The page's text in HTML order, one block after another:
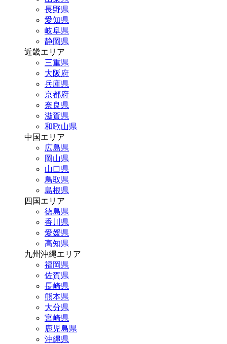
長野県
愛知県
岐阜県
静岡県
近畿エリア
三重県
大阪府
兵庫県
京都府
奈良県
滋賀県
和歌山県
中国エリア
広島県
岡山県
山口県
鳥取県
島根県
四国エリア
徳島県
香川県
愛媛県
高知県
九州沖縄エリア
福岡県
佐賀県
長崎県
熊本県
大分県
宮崎県
鹿児島県
沖縄県